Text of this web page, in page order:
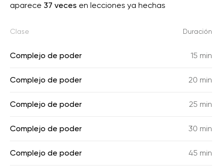
aparece 37 veces en lecciones ya hechas
Clase Duración
Complejo de poder 15 min
Complejo de poder 20 min
Complejo de poder 25 min
Complejo de poder 30 min
Complejo de poder 45 min